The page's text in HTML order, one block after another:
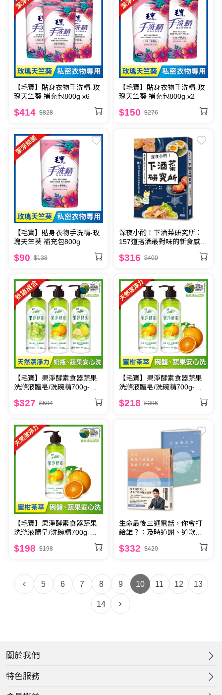
【毛寶】貼身衣物手洗精-玫
瑰天竺葵 補充包800g x6
$414 $828
【毛寶】貼身衣物手洗精-玫
瑰天竺葵 補充包800g x2
$150 $276
【毛寶】貼身衣物手洗精-玫
瑰天竺葵 補充包800g
$90 $138
深夜小酌！下酒菜研究所：
157道搭酒最對味的新食感小
$316 $400
【毛寶】果淨酵素食器蔬果
洗滌液體皂/洗碗精700g-麝
香葡萄+柚子果茶+蜜柑茶萃
$327 $594
【毛寶】果淨酵素食器蔬果
洗滌液體皂/洗碗精700g-蜜
$218 $396
【毛寶】果淨酵素食器蔬果
洗滌液體皂/洗碗精700g-蜜
$198 $198
生命最後三通電話，你會打
給誰？：及時道謝、道歉、
道愛、道別，不負此生【隨
書附贈天堂筆記本】
$332 $420
5 6 7 8 9 10 11 12 13
14
關於我們
特色服務